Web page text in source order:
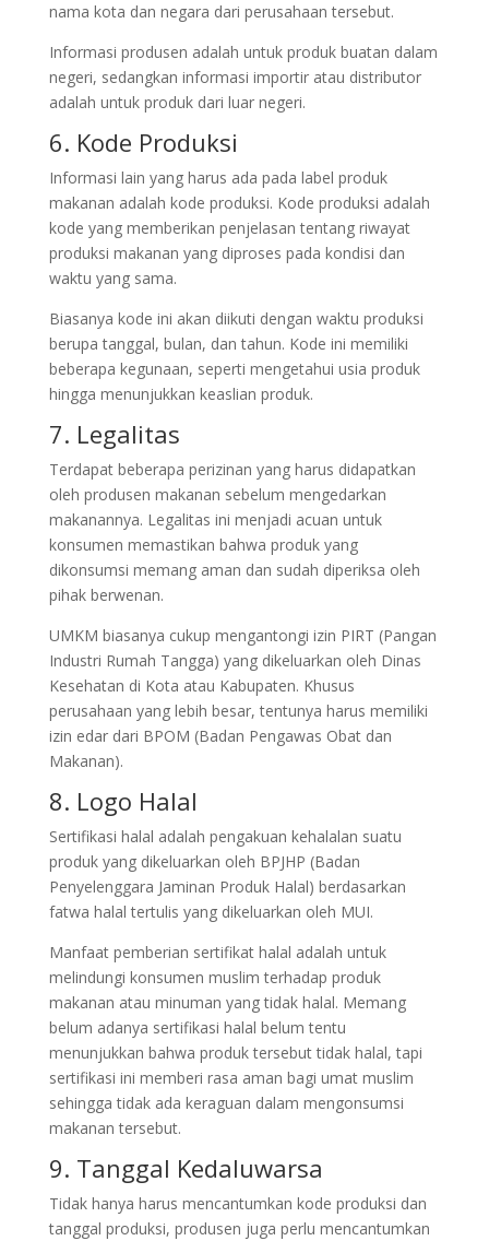
nama kota dan negara dari perusahaan tersebut.
Informasi produsen adalah untuk produk buatan dalam
negeri, sedangkan informasi importir atau distributor
adalah untuk produk dari luar negeri.
6. Kode Produksi
Informasi lain yang harus ada pada label produk
makanan adalah kode produksi. Kode produksi adalah
kode yang memberikan penjelasan tentang riwayat
produksi makanan yang diproses pada kondisi dan
waktu yang sama.
Biasanya kode ini akan diikuti dengan waktu produksi
berupa tanggal, bulan, dan tahun. Kode ini memiliki
beberapa kegunaan, seperti mengetahui usia produk
hingga menunjukkan keaslian produk.
7. Legalitas
Terdapat beberapa perizinan yang harus didapatkan
oleh produsen makanan sebelum mengedarkan
makanannya. Legalitas ini menjadi acuan untuk
konsumen memastikan bahwa produk yang
dikonsumsi memang aman dan sudah diperiksa oleh
pihak berwenan.
UMKM biasanya cukup mengantongi izin PIRT (Pangan
Industri Rumah Tangga) yang dikeluarkan oleh Dinas
Kesehatan di Kota atau Kabupaten. Khusus
perusahaan yang lebih besar, tentunya harus memiliki
izin edar dari BPOM (Badan Pengawas Obat dan
Makanan).
8. Logo Halal
Sertifikasi halal adalah pengakuan kehalalan suatu
produk yang dikeluarkan oleh BPJHP (Badan
Penyelenggara Jaminan Produk Halal) berdasarkan
fatwa halal tertulis yang dikeluarkan oleh MUI.
Manfaat pemberian sertifikat halal adalah untuk
melindungi konsumen muslim terhadap produk
makanan atau minuman yang tidak halal. Memang
belum adanya sertifikasi halal belum tentu
menunjukkan bahwa produk tersebut tidak halal, tapi
sertifikasi ini memberi rasa aman bagi umat muslim
sehingga tidak ada keraguan dalam mengonsumsi
makanan tersebut.
9. Tanggal Kedaluwarsa
Tidak hanya harus mencantumkan kode produksi dan
tanggal produksi, produsen juga perlu mencantumkan